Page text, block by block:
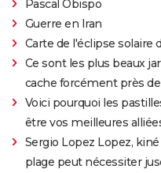
Pascal Obispo
Guerre en Iran
Carte de l'éclipse solaire
Ce sont les plus beaux
cache forcément près
Voici pourquoi les
être vos meilleures
Sergio Lopez Lopez,
plage peut nécessiter